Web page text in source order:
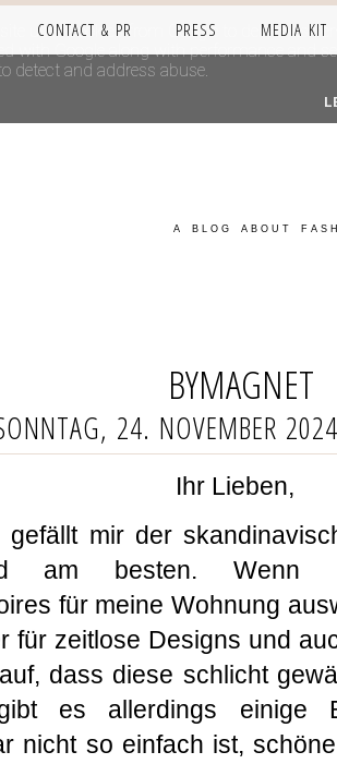
CONTACT & PR PRESS MEDIA KIT
A BLOG ABOUT
BYMAGNET
24. NOVEMBER 2024
Ihr Lieben,
mir der
am besten. Wenn
für meine Wohnung
für zeitlose Designs und
dass diese schlicht
es allerdings einige
nicht so einfach ist,
uses cookies from Google to deliver its
with Google along with performance and
detect and address abuse.